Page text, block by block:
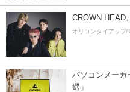
CROWN HEAD
オリコンタイアップ
パソコンメーカ
選」